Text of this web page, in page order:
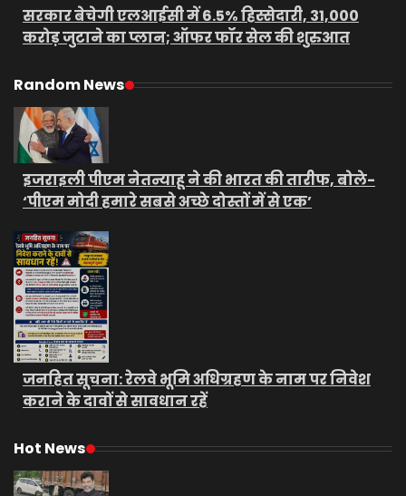
सरकार बेचेगी एलआईसी में 6.5% हिस्सेदारी, 31,000
करोड़ जुटाने का प्लान; ऑफर फॉर सेल की शुरुआत
Random News
इजराइली पीएम नेतन्याहू ने की भारत की तारीफ, बोले-
‘पीएम मोदी हमारे सबसे अच्छे दोस्तों में से एक’
जनहित सूचना: रेलवे भूमि अधिग्रहण के नाम पर निवेश
कराने के दावों से सावधान रहें
Hot News